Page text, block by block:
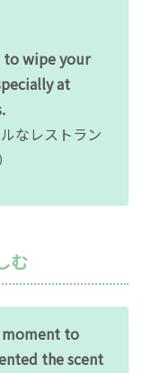
to wipe your
at
なレストラン
む
moment to
the scent